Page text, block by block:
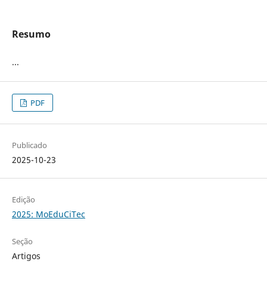
Resumo
...
PDF
Publicado
2025-10-23
Edição
2025: MoEduCiTec
Seção
Artigos